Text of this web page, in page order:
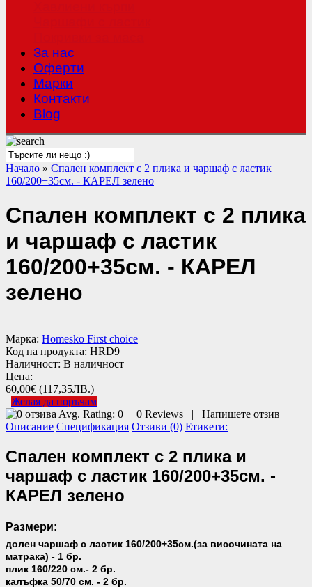
За нас
Оферти
Mарки
Контакти
Blog
Начало » Спален комплект с 2 плика и чаршаф с ластик
160/200+35см. - КАРЕЛ зелено
Спален комплект с 2 плика
и чаршаф с ластик
160/200+35см. - КАРЕЛ
зелено
Марка: Homesko First choice
Код на продукта: HRD9
Наличност: В наличност
Цена:
60,00€ (117,35ЛВ.)
Желая да поръчам
Avg. Rating: 0 | 0 Reviews | Напишете отзив
Описание Спецификация Отзиви (0) Етикети:
Спален комплект с 2 плика и
чаршаф с ластик 160/200+35см. -
КАРЕЛ зелено
Размери:
долен чаршаф с ластик 160/200+35см.(за височината на
матрака) - 1 бр.
плик 160/220 см.- 2 бр.
калъфка 50/70 см. - 2 бр.